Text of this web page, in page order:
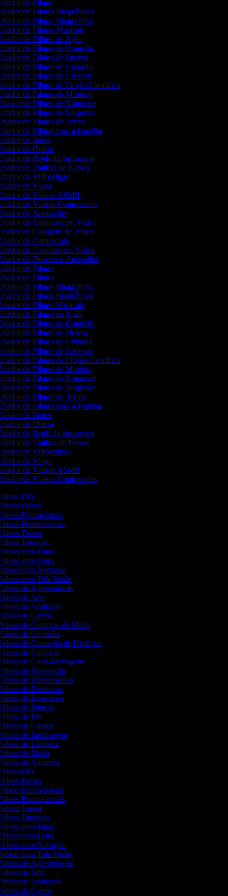
de Filmes
de Filmes Biográficos
de Filmes Biográficos
de Filmes Musicais
de Filmes de Ação
de Filmes de Comédia
de Filmes de Drama
de Filmes de Fantasia
de Filmes de Faroeste
de Filmes de Ficção Científica
de Filmes de Mistério
de Filmes de Romance
de Filmes de Suspense
de Filmes de Terror
de Filmes para a Família
de Intros
de Outros
de Reels do Instagram
de Trailers de Filmes
de Videoclipes
de Vlogs
de Vídeos ASMR
de Vídeos Comentados
de Animações
de Anúncios em Vídeo
de Colagens de Vídeo
de Comerciais
de Convites em Vídeo
de Desenhos Animados
de Filmes
de Filmes
de Filmes Biográficos
de Filmes Biográficos
de Filmes Musicais
de Filmes de Ação
de Filmes de Comédia
de Filmes de Drama
de Filmes de Fantasia
de Filmes de Faroeste
de Filmes de Ficção Científica
de Filmes de Mistério
de Filmes de Romance
de Filmes de Suspense
de Filmes de Terror
de Filmes para a Família
de Intros
de Outros
de Reels do Instagram
de Trailers de Filmes
de Videoclipes
de Vlogs
de Vídeos ASMR
de Vídeos Comentados
DIY
Demo
Educacionais
Promocionais
Teaser
Tutoriais
com Fotos
com Letra
com Narração
com Tela Verde
de Apresentação
de Arte
de Avaliação
de Carros
de Compras de Moda
de Comédia
de Contação de Histórias
de Culinária
de Curta-Metragem
de Decoração
de Depoimentos
de Entrevista
de Exercícios
de Fitness
de Fãs
de Games
de Jardinagem
de Limpeza
de Moda
de Natureza
DIY
Demo
Educacionais
Promocionais
Teaser
Tutoriais
com Fotos
com Letra
com Narração
com Tela Verde
de Apresentação
de Arte
de Avaliação
de Carros